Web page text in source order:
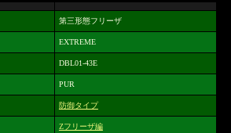
第三形態フリーザ
EXTREME
DBL01-43E
PUR
防御タイプ
Zフリーザ編